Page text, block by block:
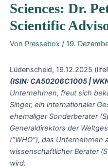
Sciences: Dr.
Scientific
Von Pressebox / 19.
Lüdenscheid, 19.12.2025
(ISIN: CA50206C1005 |
Unternehmen, freut sich
Singer, ein internationaler
ehemaliger Sonderberater
Generaldirektors der
(“WHO”), das Unternehmen
wissenschaftlicher Berater
wird.